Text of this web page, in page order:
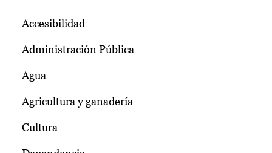
Accesibilidad
Administración Pública
Agua
Agricultura y ganadería
Cultura